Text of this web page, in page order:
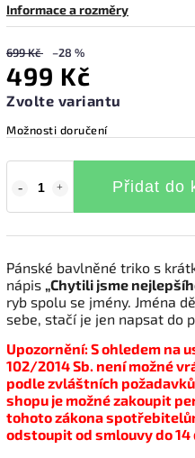
Informace a rozměry
699 Kč –28 %
499 Kč
Zvolte variantu
Možnosti doručení
Přidat do
Pánské bavlněné triko s
nápis „Chytili jsme
ryb spolu se jmény. Jména
sebe, stačí je jen napsat do
Upozornění: S ohledem na
102/2014 Sb. není možné
podle zvláštních
shopu je možné zakoupit
tohoto zákona
odstoupit od smlouvy do 14